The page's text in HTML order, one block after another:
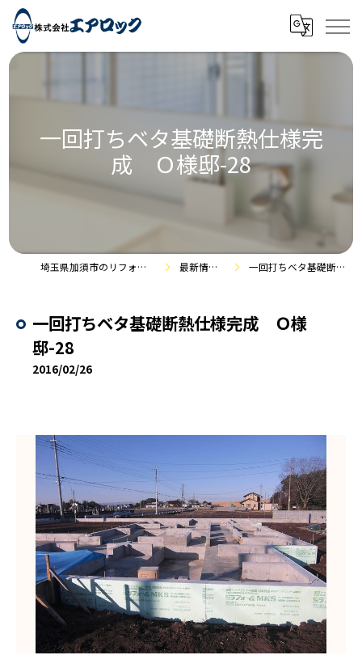
一回打ちベタ基礎断熱仕様完
成 Ｏ様邸-28
埼玉県加須市のリフォームなら株式会社エアロック 最新情報・施工事例 一回打ちベタ基礎断熱仕様完成 Ｏ様邸-28
一回打ちベタ基礎断熱仕様完成 Ｏ様
邸-28
2016/02/26